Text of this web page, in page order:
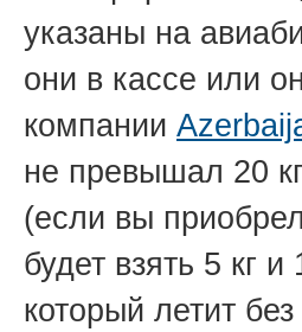
указаны на
они в кассе или
компании
не превышал 20
(если вы
будет взять 5 кг
который летит